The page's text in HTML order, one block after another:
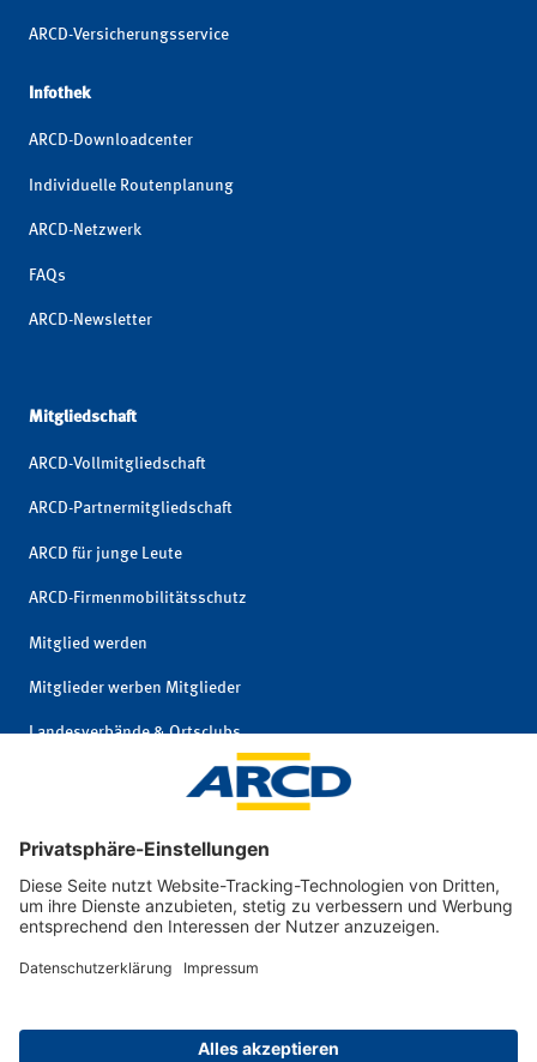
ARCD-Versicherungsservice
Infothek
ARCD-Downloadcenter
Individuelle Routenplanung
ARCD-Netzwerk
FAQs
ARCD-Newsletter
Mitgliedschaft
ARCD-Vollmitgliedschaft
ARCD-Partnermitgliedschaft
ARCD für junge Leute
ARCD-Firmenmobilitätsschutz
Mitglied werden
Mitglieder werben Mitglieder
Landesverbände & Ortsclubs
Mitgliedschaft kündigen